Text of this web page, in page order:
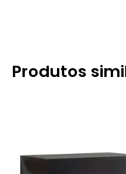
Produtos